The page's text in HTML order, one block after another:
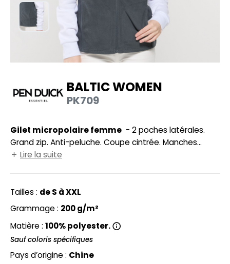
DE SERIE
VISIBILITE
MODULABLES
DE MAISON
IN EUROPE
LABEL / TEAR AWAY
YOUR BRAND
SI ON L'APPELAIT FRANCIS
HALES
ROW
BALTIC WOMEN
PK709
Gilet micropolaire femme
Grand zip. Anti-peluche. Coupe cintrée. Manches
longues Réf. PK706 page 169.
Lire la suite
Tailles : de S à XXL
Grammage : 200 g/m²
Matière : 100% polyester.
Sauf coloris spécifiques
Pays d’origine : Chine